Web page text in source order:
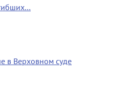
в Верховном суде